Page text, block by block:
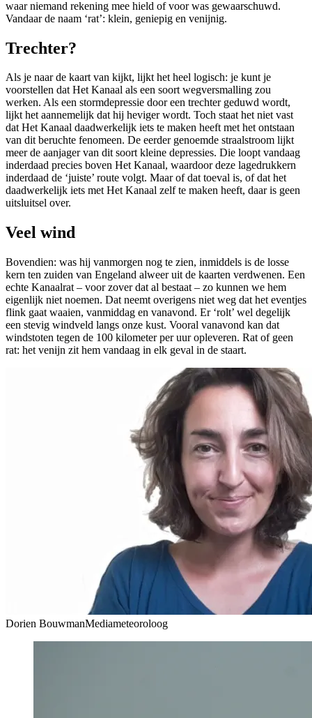
waar niemand rekening mee hield of voor was gewaarschuwd.
Vandaar de naam ‘rat’: klein, geniepig en venijnig.
Trechter?
Als je naar de kaart van kijkt, lijkt het heel logisch: je kunt je
voorstellen dat Het Kanaal als een soort wegversmalling zou
werken. Als een stormdepressie door een trechter geduwd wordt,
lijkt het aannemelijk dat hij heviger wordt. Toch staat het niet vast
dat Het Kanaal daadwerkelijk iets te maken heeft met het ontstaan
van dit beruchte fenomeen. De eerder genoemde straalstroom lijkt
meer de aanjager van dit soort kleine depressies. Die loopt vandaag
inderdaad precies boven Het Kanaal, waardoor deze lagedrukkern
inderdaad de ‘juiste’ route volgt. Maar of dat toeval is, of dat het
daadwerkelijk iets met Het Kanaal zelf te maken heeft, daar is geen
uitsluitsel over.
Veel wind
Bovendien: was hij vanmorgen nog te zien, inmiddels is de losse
kern ten zuiden van Engeland alweer uit de kaarten verdwenen. Een
echte Kanaalrat – voor zover dat al bestaat – zo kunnen we hem
eigenlijk niet noemen. Dat neemt overigens niet weg dat het eventjes
flink gaat waaien, vanmiddag en vanavond. Er ‘rolt’ wel degelijk
een stevig windveld langs onze kust. Vooral vanavond kan dat
windstoten tegen de 100 kilometer per uur opleveren. Rat of geen
rat: het venijn zit hem vandaag in elk geval in de staart.
Dorien BouwmanMediameteoroloog